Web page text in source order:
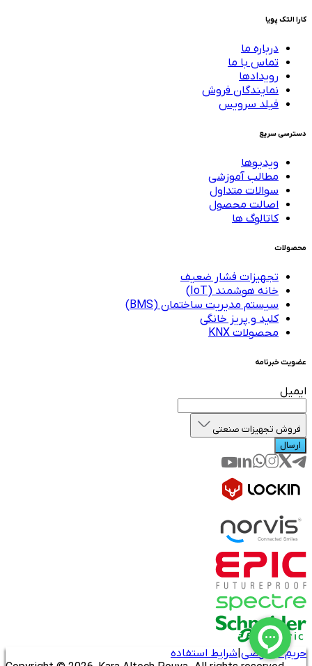
کارا التک پویا
درباره ما
تماس با ما
رویدادها
نمایندگان فروش
فیلد سرویس
دسترسی سریع
ویدیوها
مطالب آموزشی
سوالات متداول
اصالت محصول
کاتالوگ ها
محصولات
تجهیزات فشار ضعیف
خانه هوشمند (IoT)
سیستم مدیریت ساختمان (BMS)
کلید و پریز خانگی
محصولات KNX
عضویت خبرنامه
ایمیل
فروش تجهیزات صنعتی
ارسال
حریم خصوصی شرایط استفاده